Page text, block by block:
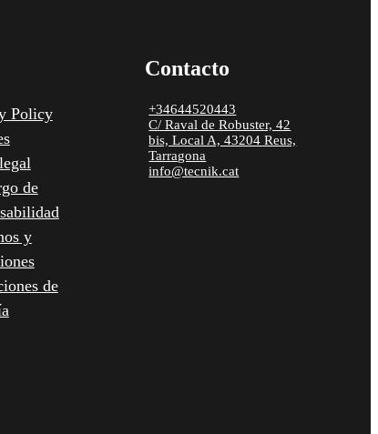
Policy
de
y
de
Contacto
+34644520443
C/ Raval de Robuster, 42
bis, Local A, 43204 Reus,
Tarragona
info@tecnik.cat